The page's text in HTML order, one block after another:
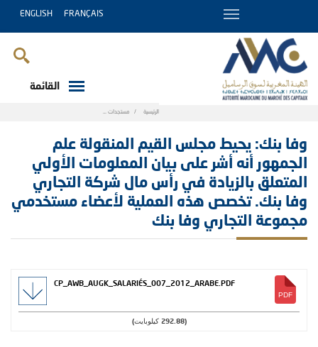
FRANÇAIS
ENGLISH
القائمة
الرئيسية مستجدات وفا بنك: يحيط مجلس القيم المنقولة علم
وفا بنك: يحيط مجلس القيم المنقولة علم
الجمهور أنه أشر على بيان المعلومات الأولي
المتعلق بالزيادة في رأس مال شركة التجاري
وفا بنك. تخصص هذه العملية لأعضاء مستخدمي
مجموعة التجاري وفا بنك
CP_AWB_AUGK_SALARIÉS_007_2012_ARABE.PDF
(292.88 كيلوبايت)